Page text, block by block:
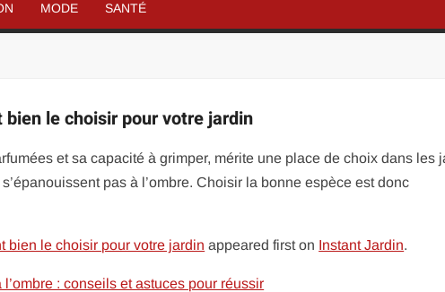
MODE SANTÉ
bien le choisir pour votre jardin
et sa capacité à grimper, mérite une place de choix dans les
pas à l’ombre. Choisir la bonne espèce est donc
bien le choisir pour votre jardin appeared first on Instant Jardin.
: conseils et astuces pour réussir